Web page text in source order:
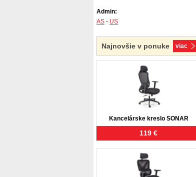
Admin:
AS - US
Najnovšie v ponuke viac
Kancelárske kreslo SONAR
119 €